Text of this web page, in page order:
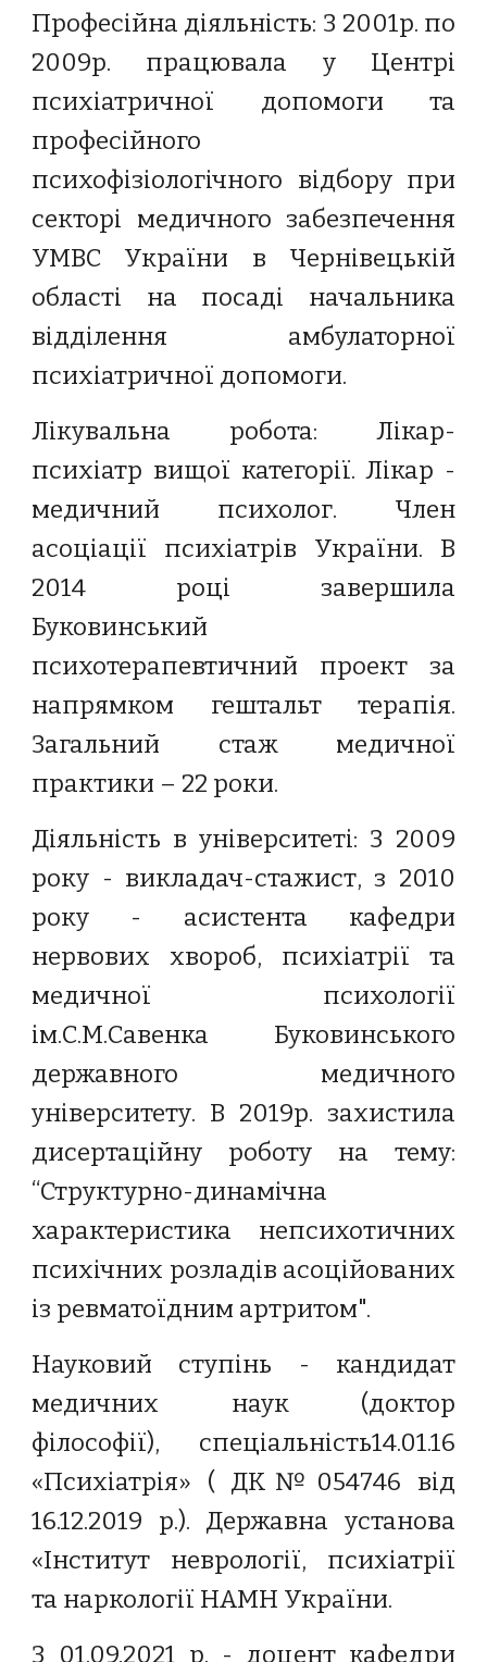
Професійна діяльність: З 2001р. по
2009р. працювала у Центрі
психіатричної допомоги та
професійного
психофізіологічного відбору при
секторі медичного забезпечення
УМВС України в Чернівецькій
області на посаді начальника
відділення амбулаторної
психіатричної допомоги.
Лікувальна робота: Лікар-
психіатр вищої категорії. Лікар -
медичний психолог. Член
асоціації психіатрів України. В
2014 році завершила
Буковинський
психотерапевтичний проект за
напрямком гештальт терапія.
Загальний стаж медичної
практики – 22 роки.
Діяльність в університеті: З 2009
року - викладач-стажист, з 2010
року - асистента кафедри
нервових хвороб, психіатрії та
медичної психології
ім.С.М.Савенка Буковинського
державного медичного
університету. В 2019р. захистила
дисертаційну роботу на тему:
“Структурно-динамічна
характеристика непсихотичних
психічних розладів асоційованих
із ревматоїдним артритом".
Науковий ступінь - кандидат
медичних наук (доктор
філософії), спеціальність14.01.16
«Психіатрія» ( ДК№054746 від
16.12.2019 р.). Державна установа
«Інститут неврології, психіатрії
та наркології НАМН України.
З 01.09.2021 р. - доцент кафедри